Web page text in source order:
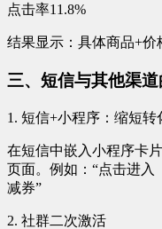
点击率11.8%
结果显示：具体商品+价
三、短信与其他渠
1. 短信+小程序：缩短转
在短信中嵌入小程序卡
页面。例如：“点击进
减券”
2. 社群二次激活